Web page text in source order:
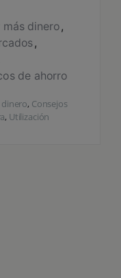
más dinero
de ahorro
dinero, Consejos
, Utilización